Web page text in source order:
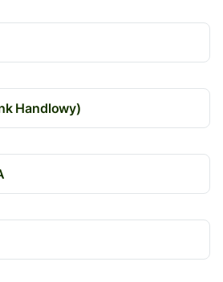
Handlowy)